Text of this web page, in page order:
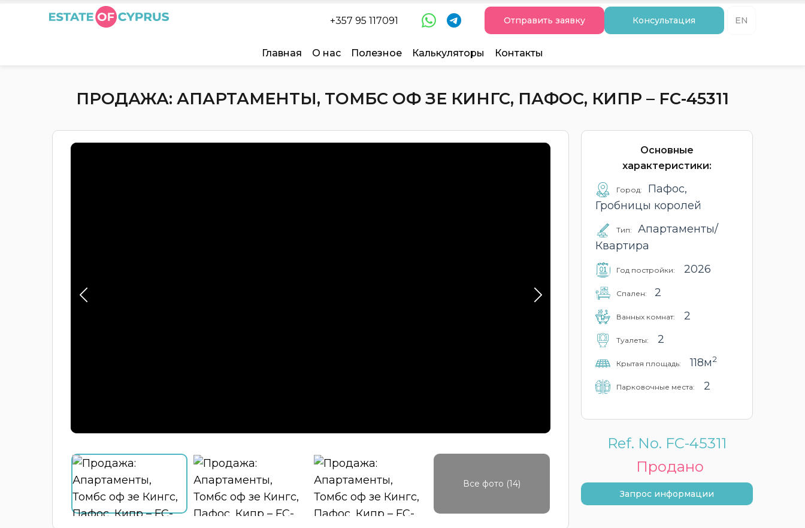
+357 95 117091 Отправить заявку Консультация EN
Главная О нас Полезное Калькуляторы Контакты
ПРОДАЖА: АПАРТАМЕНТЫ, ТОМБС ОФ ЗЕ КИНГС, ПАФОС, КИПР – FC-45311
Все фото (14)
Основные
характеристики:
Город:
Пафос,
Гробницы королей
Тип:
Апартаменты/
Квартира
Год постройки: 2026
Cпален: 2
Ванных комнат: 2
Туалеты: 2
Крытая площадь: 118м2
Парковочные места: 2
Ref. No. FC-45311
Продано
Запрос информации